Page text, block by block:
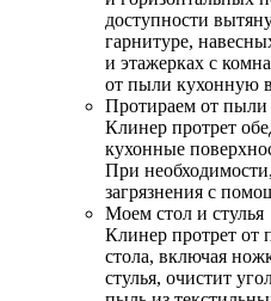
доступности
гарнитуре,
и этажерках с
от пыли кухонную
Протираем от
Клинер протрет
кухонные
При
загрязнения с
Моем стол и стулья
Клинер протрет от
стола, включая
стулья, очистит